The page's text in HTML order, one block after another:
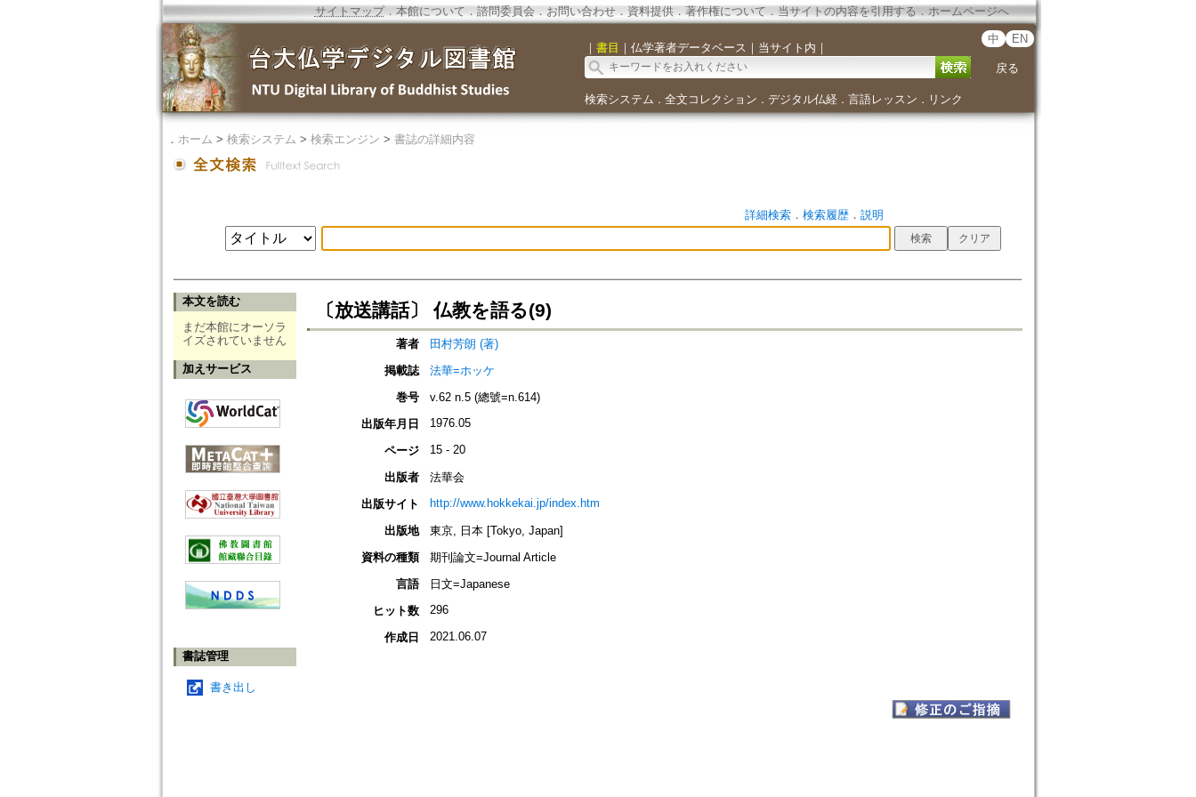
サイトマップ．本館について ． 諮問委員会． お問い合わせ． 資料提供． 著作権について．当サイトの内容を引用する ． ホームページへ
｜ 書目 ｜ 仏学著者データベース ｜ 当サイト内 ｜
中 EN
戻る
検索システム ． 全文コレクション ． デジタル仏経． 言語レッスン ． リンク
． ホーム > 検索システム > 検索エンジン > 書誌の詳細内容
詳細検索． 検索履歴． 説明
本文を読む
まだ本館にオーソラ
イズされていません
加えサービス
書誌管理
書き出し
〔放送講話〕 仏教を語る(9)
著者
田村芳朗 (著)
掲載誌
法華=ホッケ
巻号
v.62 n.5 (總號=n.614)
出版年月日
1976.05
ページ 15 - 20
出版者
法華会
出版サイト
http://www.hokkekai.jp/index.htm
出版地
東京, 日本 [Tokyo, Japan]
資料の種類
期刊論文=Journal Article
言語
日文=Japanese
ヒット数
296
作成日 2021.06.07